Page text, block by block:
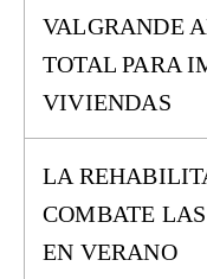
VALGRANDE
TOTAL PARA
VIVIENDAS
LA
COMBATE
EN VERANO